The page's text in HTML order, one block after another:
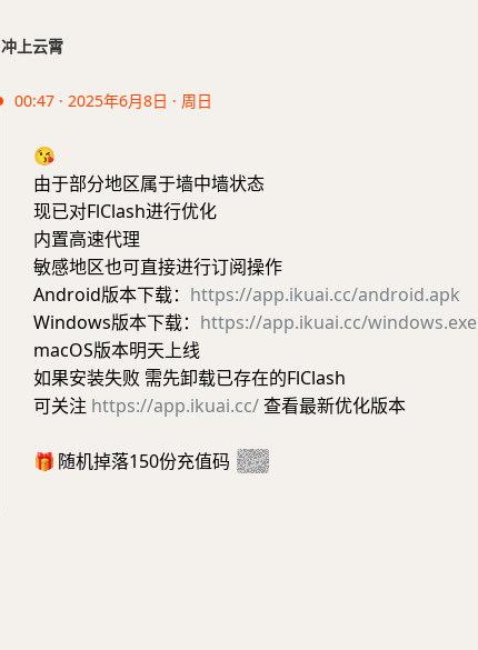
冲上云霄
00:47 · 2025年6月8日 · 周日
😘
由于部分地区属于墙中墙状态
现已对FlClash进行优化
内置高速代理
敏感地区也可直接进行订阅操作
Android版本下载： https://app.ikuai.cc/android.apk
Windows版本下载： https://app.ikuai.cc/windows.exe
macOS版本明天上线
如果安装失败 需先卸载已存在的FlClash
可关注 https://app.ikuai.cc/查看最新优化版本
🎁 随机掉落150份充值码 app